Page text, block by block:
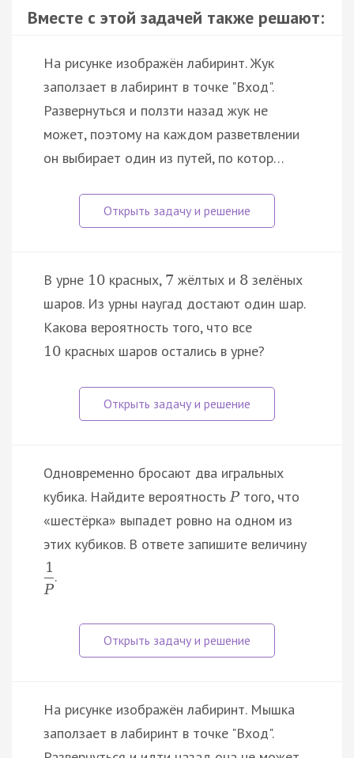
Вместе с этой задачей также решают:
На рисунке изображён лабиринт. Жук
заползает в лабиринт в точке "Вход".
Развернуться и ползти назад жук не
может, поэтому на каждом разветвлении
он выбирает один из путей, по котор…
В урне 10 красных, 7 жёлтых и 8 зелёных
шаров. Из урны наугад достают один шар.
Какова вероятность того, что все
10 красных шаров остались в урне?
Одновременно бросают два игральных
кубика. Найдите вероятностьP того, что
«шестёрка» выпадет ровно на одном из
этих кубиков. В ответе запишите величину
1
P
.
На рисунке изображён лабиринт. Мышка
заползает в лабиринт в точке "Вход".